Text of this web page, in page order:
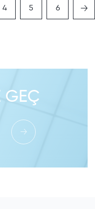
4 5 6
GEÇ